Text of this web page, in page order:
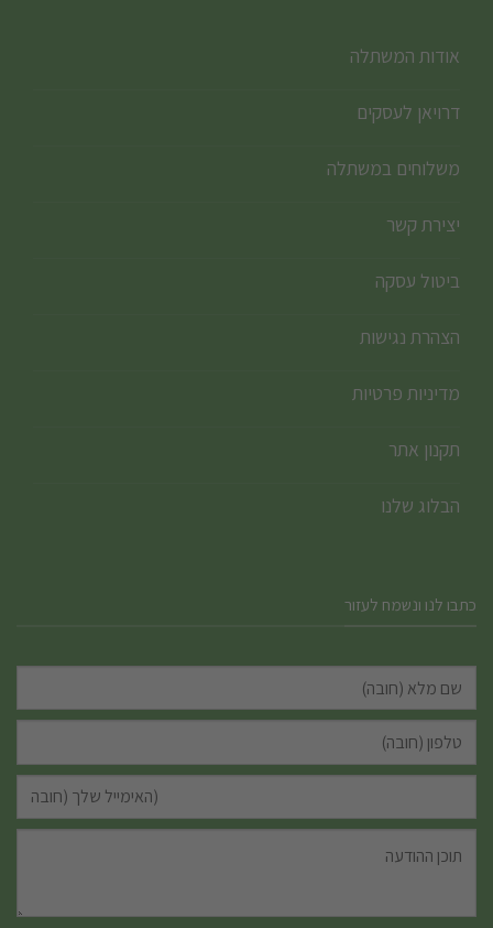
אודות המשתלה
דרויאן לעסקים
משלוחים במשתלה
יצירת קשר
ביטול עסקה
הצהרת נגישות
מדיניות פרטיות
תקנון אתר
הבלוג שלנו
כתבו לנו ונשמח לעזור